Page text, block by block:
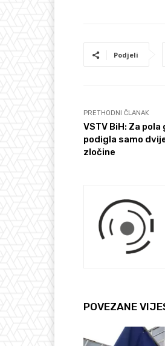
Podjeli
PRETHODNI ČLANAK
VSTV BiH: Za
podigla samo
zločine
POVEZANE